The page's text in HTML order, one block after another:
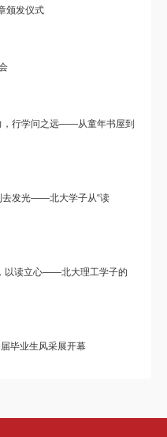
颁发仪式
，行学问之远——从童年书屋到
去发光——北大学子从“读
以读立心——北大理工学子的
毕业生风采展开幕